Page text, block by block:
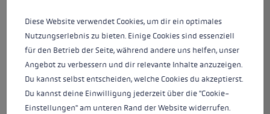
Bâton de ski pour enfants avec
Buckle Strap réglable pour un
grand plaisir sur les pistes. Le
Rider Vario se règle très
facilement entre 85 et 105 cm
grâce au Super Lock plus et peut
ainsi grandir au fil des années.
Diese Website verwendet Cookies, um dir ein optimales
Nutzungserlebnis zu bieten. Einige Cookies sind essenziell
für den Betrieb der Seite, während andere uns helfen, unser
Angebot zu verbessern und dir relevante Inhalte anzuzeigen.
Du kannst selbst entscheiden, welche Cookies du akzeptierst.
Du kannst deine Einwilligung jederzeit über die "Cookie-
Einstellungen" am unteren Rand der Website widerrufen.